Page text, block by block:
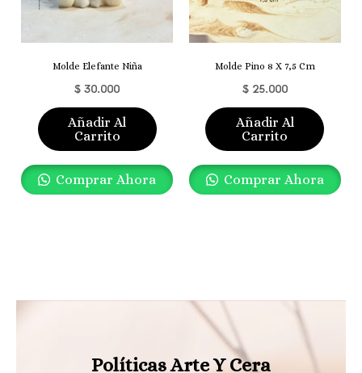
Molde Elefante Niña
$ 30.000
Añadir Al
Carrito
Comprar Ahora
Molde Pino 8 X 7,5 Cm
$25.000
Añadir Al
Carrito
Comprar Ahora
Políticas Arte Y Cera